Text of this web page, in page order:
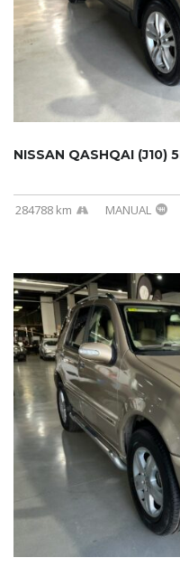
NISSAN QASHQAI (J10)
284788 km MANUAL